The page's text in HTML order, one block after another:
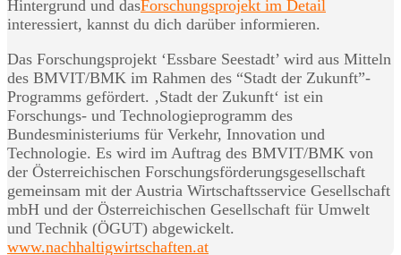
Hintergrund und dasForschungsprojekt im Detail
interessiert, kannst du dich darüber informieren.
Das Forschungsprojekt ‘Essbare Seestadt’ wird aus Mitteln
des BMVIT/BMK im Rahmen des “Stadt der Zukunft”-
Programms gefördert. ‚Stadt der Zukunft‘ ist ein
Forschungs- und Technologieprogramm des
Bundesministeriums für Verkehr, Innovation und
Technologie. Es wird im Auftrag des BMVIT/BMK von
der Österreichischen Forschungsförderungsgesellschaft
gemeinsam mit der Austria Wirtschaftsservice Gesellschaft
mbH und der Österreichischen Gesellschaft für Umwelt
und Technik (ÖGUT) abgewickelt.
www.nachhaltigwirtschaften.at